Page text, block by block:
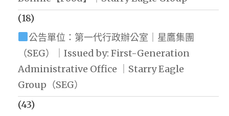
(18)
公告單位：第一代行政辦公室｜星鷹集團
（SEG）｜Issued by: First-Generation
Administrative Office ｜Starry Eagle
Group（SEG）
(43)